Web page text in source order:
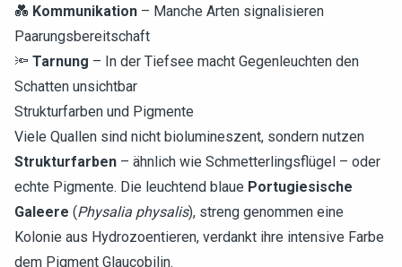
💑 Kommunikation – Manche Arten signalisieren
Paarungsbereitschaft
🔦 Tarnung – In der Tiefsee macht Gegenleuchten den
Schatten unsichtbar
Strukturfarben und Pigmente
Viele Quallen sind nicht biolumineszent, sondern nutzen
Strukturfarben – ähnlich wie Schmetterlingsflügel – oder
echte Pigmente. Die leuchtend blaue Portugiesische
Galeere (Physalia physalis), streng genommen eine
Kolonie aus Hydrozoentieren, verdankt ihre intensive Farbe
dem Pigment Glaucobilin.